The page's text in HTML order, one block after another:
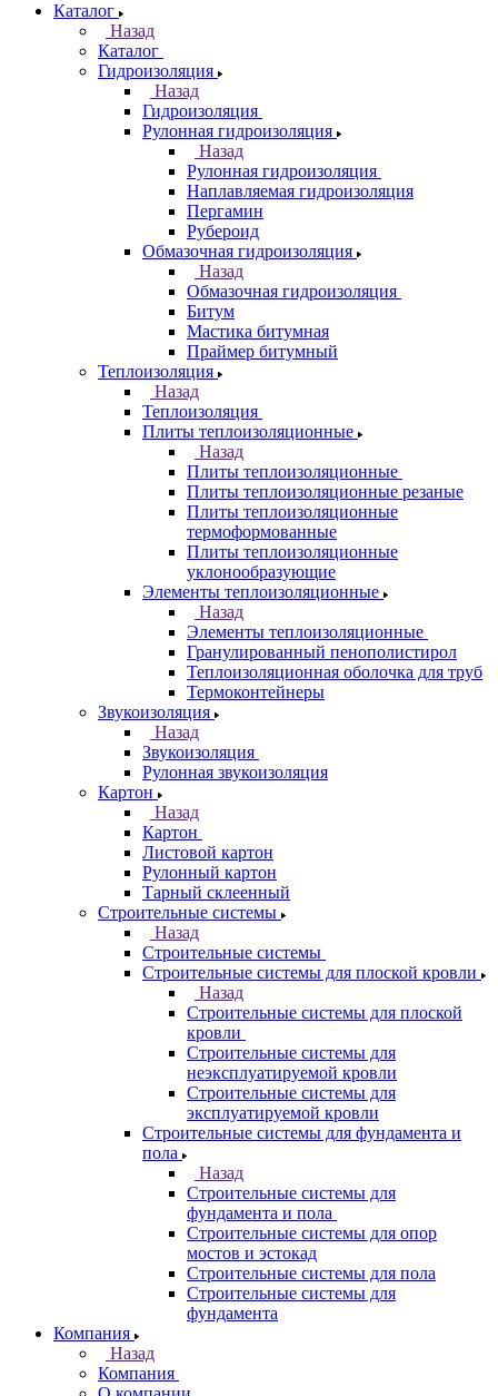
Каталог
Назад
Каталог
Гидроизоляция
Назад
Гидроизоляция
Рулонная гидроизоляция
Назад
Рулонная гидроизоляция
Наплавляемая гидроизоляция
Пергамин
Рубероид
Обмазочная гидроизоляция
Назад
Обмазочная гидроизоляция
Битум
Мастика битумная
Праймер битумный
Теплоизоляция
Назад
Теплоизоляция
Плиты теплоизоляционные
Назад
Плиты теплоизоляционные
Плиты теплоизоляционные резаные
Плиты теплоизоляционные
термоформованные
Плиты теплоизоляционные
уклонообразующие
Элементы теплоизоляционные
Назад
Элементы теплоизоляционные
Гранулированный пенополистирол
Теплоизоляционная оболочка для труб
Термоконтейнеры
Звукоизоляция
Назад
Звукоизоляция
Рулонная звукоизоляция
Картон
Назад
Картон
Листовой картон
Рулонный картон
Тарный склеенный
Строительные системы
Назад
Строительные системы
Строительные системы для плоской кровли
Назад
Строительные системы для плоской
кровли
Строительные системы для
неэксплуатируемой кровли
Строительные системы для
эксплуатируемой кровли
Строительные системы для фундамента и
пола
Назад
Строительные системы для
фундамента и пола
Строительные системы для опор
мостов и эстокад
Строительные системы для пола
Строительные системы для
фундамента
Компания
Назад
Компания